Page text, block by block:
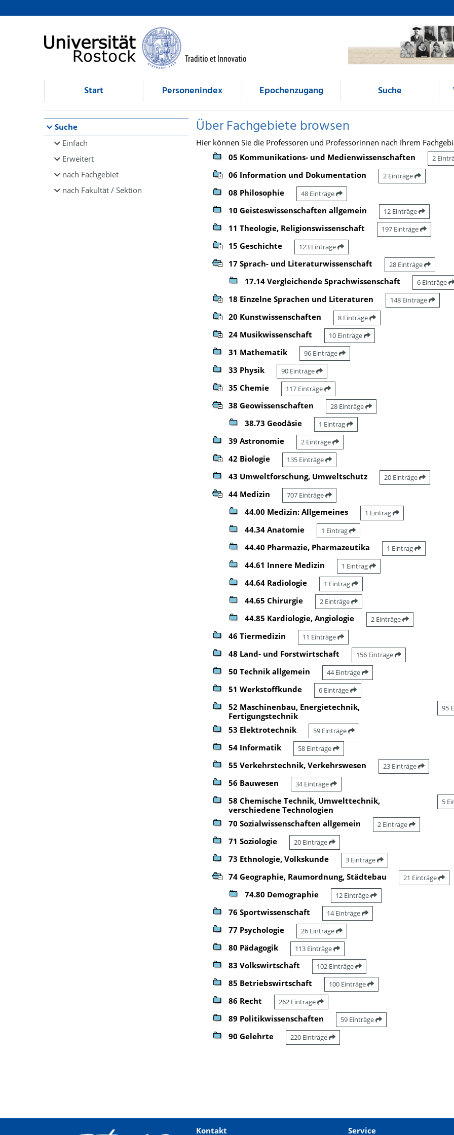
Browsen
direkt zum Inhalt
Start Personenindex Epochenzugang Suche
Suche
Einfach
Erweitert
nach Fachgebiet
nach Fakultät / Sektion
Über Fachgebiete browsen
Hier können Sie die Professoren und Professorinnen nach Ihrem
05 Kommunikations- und Medienwissenschaften
2
06 Information und Dokumentation 2 Einträge
08 Philosophie 48 Einträge
10 Geisteswissenschaften allgemein 12 Einträge
11 Theologie, Religionswissenschaft 197 Einträge
15 Geschichte 123 Einträge
17 Sprach- und Literaturwissenschaft 28 Einträge
17.14 Vergleichende Sprachwissenschaft 6 Einträge
18 Einzelne Sprachen und Literaturen 148 Einträge
20 Kunstwissenschaften 8 Einträge
24 Musikwissenschaft 10 Einträge
31 Mathematik 96 Einträge
33 Physik 90 Einträge
35 Chemie 117 Einträge
38 Geowissenschaften 28 Einträge
38.73 Geodäsie 1 Eintrag
39 Astronomie 2 Einträge
42 Biologie 135 Einträge
43 Umweltforschung, Umweltschutz 20 Einträge
44 Medizin 707 Einträge
44.00 Medizin: Allgemeines 1 Eintrag
44.34 Anatomie 1 Eintrag
44.40 Pharmazie, Pharmazeutika 1 Eintrag
44.61 Innere Medizin 1 Eintrag
44.64 Radiologie 1 Eintrag
44.65 Chirurgie 2 Einträge
44.85 Kardiologie, Angiologie 2 Einträge
46 Tiermedizin 11 Einträge
48 Land- und Forstwirtschaft 156 Einträge
50 Technik allgemein 44 Einträge
51 Werkstoffkunde 6 Einträge
52 Maschinenbau, Energietechnik,
Fertigungstechnik
95
53 Elektrotechnik 59 Einträge
54 Informatik 58 Einträge
55 Verkehrstechnik, Verkehrswesen 23 Einträge
56 Bauwesen 34 Einträge
58 Chemische Technik, Umwelttechnik,
verschiedene Technologien
5
70 Sozialwissenschaften allgemein 2 Einträge
71 Soziologie 20 Einträge
73 Ethnologie, Volkskunde 3 Einträge
74 Geographie, Raumordnung, Städtebau 21 Einträge
74.80 Demographie 12 Einträge
76 Sportwissenschaft 14 Einträge
77 Psychologie 26 Einträge
80 Pädagogik 113 Einträge
83 Volkswirtschaft 102 Einträge
85 Betriebswirtschaft 100 Einträge
86 Recht 262 Einträge
89 Politikwissenschaften 59 Einträge
90 Gelehrte 220 Einträge
Kontakt Service